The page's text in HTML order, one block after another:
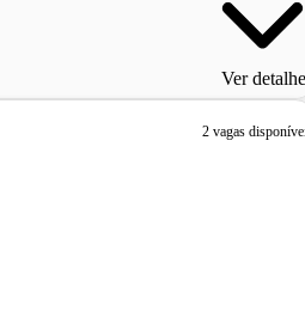
Ver
2 vagas